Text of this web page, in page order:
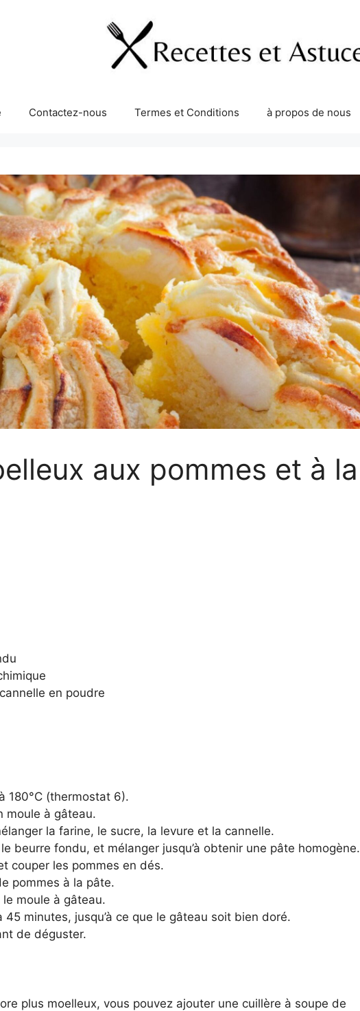
Contactez-nous Termes et Conditions à propos de nous
aux pommes et à la
en poudre
180°C (thermostat 6).
moule à gâteau.
la farine, le sucre, la levure et la cannelle.
beurre fondu, et mélanger jusqu’à obtenir une pâte homogène.
couper les pommes en dés.
pommes à la pâte.
moule à gâteau.
45 minutes, jusqu’à ce que le gâteau soit bien doré.
de déguster.
plus moelleux, vous pouvez ajouter une cuillère à soupe de